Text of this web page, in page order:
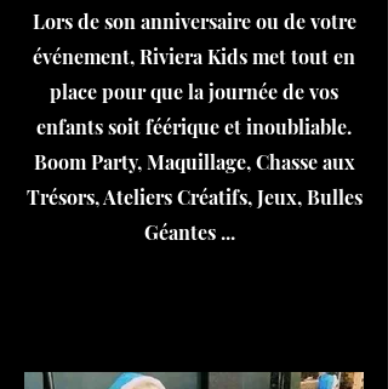
Lors de son anniversaire ou de votre
événement, Riviera Kids met tout en
place pour que la journée de vos
enfants soit féérique et inoubliable.
Boom Party, Maquillage, Chasse aux
Trésors, Ateliers Créatifs, Jeux, Bulles
Géantes ...